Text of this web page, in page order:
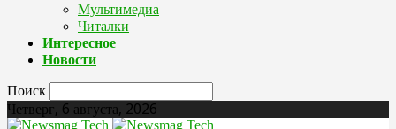
Мультимедиа
Читалки
Интересное
Новости
Поиск
Четверг, 6 августа, 2026